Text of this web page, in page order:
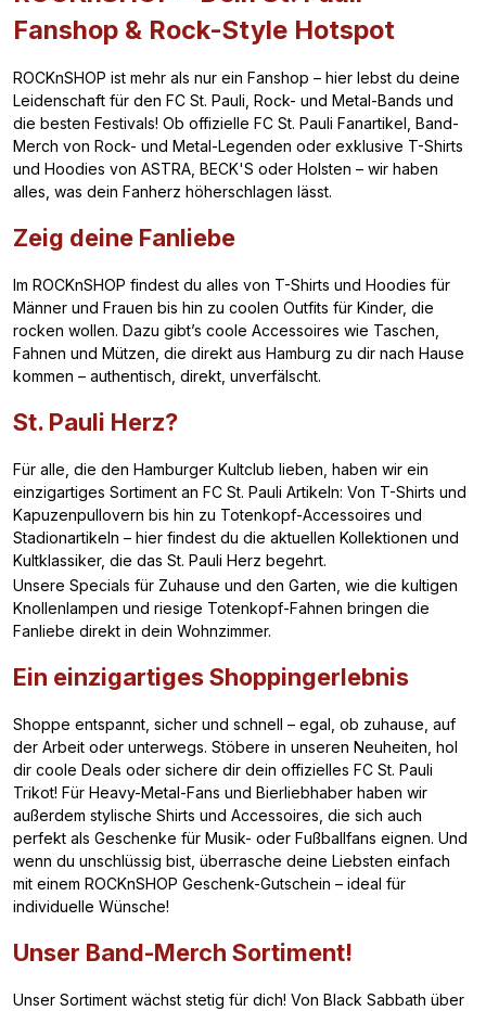
Fanshop & Rock-Style Hotspot
ROCKnSHOP ist mehr als nur ein Fanshop – hier lebst du deine
Leidenschaft für den FC St. Pauli, Rock- und Metal-Bands und
die besten Festivals! Ob offizielle FC St. Pauli Fanartikel, Band-
Merch von Rock- und Metal-Legenden oder exklusive T-Shirts
und Hoodies von ASTRA, BECK'S oder Holsten – wir haben
alles, was dein Fanherz höherschlagen lässt.
Zeig deine Fanliebe
Im ROCKnSHOP findest du alles von T-Shirts und Hoodies für
Männer und Frauen bis hin zu coolen Outfits für Kinder, die
rocken wollen. Dazu gibt’s coole Accessoires wie Taschen,
Fahnen und Mützen, die direkt aus Hamburg zu dir nach Hause
kommen – authentisch, direkt, unverfälscht.
St. Pauli Herz?
Für alle, die den Hamburger Kultclub lieben, haben wir ein
einzigartiges Sortiment an FC St. Pauli Artikeln: Von T-Shirts und
Kapuzenpullovern bis hin zu Totenkopf-Accessoires und
Stadionartikeln – hier findest du die aktuellen Kollektionen und
Kultklassiker, die das St. Pauli Herz begehrt.
Unsere Specials für Zuhause und den Garten, wie die kultigen
Knollenlampen und riesige Totenkopf-Fahnen bringen die
Fanliebe direkt in dein Wohnzimmer.
Ein einzigartiges Shoppingerlebnis
Shoppe entspannt, sicher und schnell – egal, ob zuhause, auf
der Arbeit oder unterwegs. Stöbere in unseren Neuheiten, hol
dir coole Deals oder sichere dir dein offizielles FC St. Pauli
Trikot! Für Heavy-Metal-Fans und Bierliebhaber haben wir
außerdem stylische Shirts und Accessoires, die sich auch
perfekt als Geschenke für Musik- oder Fußballfans eignen. Und
wenn du unschlüssig bist, überrasche deine Liebsten einfach
mit einem ROCKnSHOP Geschenk-Gutschein – ideal für
individuelle Wünsche!
Unser Band-Merch Sortiment!
Unser Sortiment wächst stetig für dich! Von Black Sabbath über